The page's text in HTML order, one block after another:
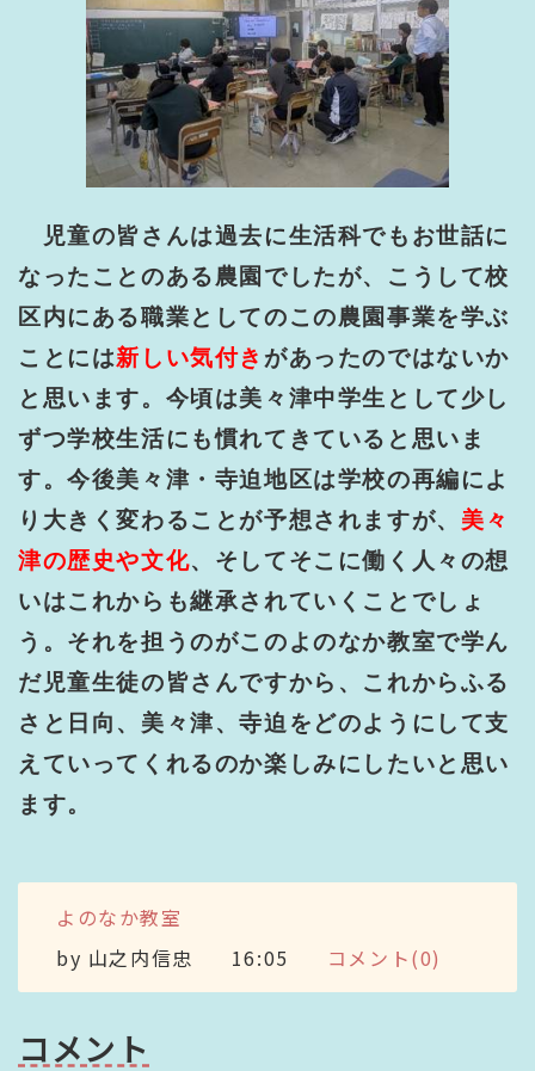
児童の皆さんは過去に生活科でもお世話に
なったことのある農園でしたが、こうして校
区内にある職業としてのこの農園事業を学ぶ
ことには新しい気付き があったのではないか
と思います。今頃は美々津中学生として少し
ずつ学校生活にも慣れてきていると思いま
す。今後美々津・寺迫地区は学校の再編によ
り大きく変わることが予想されますが、 美々
津の歴史や文化、そしてそこに働く人々の想
いはこれからも継承されていくことでしょ
う。それを担うのがこのよのなか教室で学ん
だ児童生徒の皆さんですから、これからふる
さと日向、美々津、寺迫をどのようにして支
えていってくれるのか楽しみにしたいと思い
ます。
よのなか教室
by 山之内信忠 16:05 コメント(0)
コメント